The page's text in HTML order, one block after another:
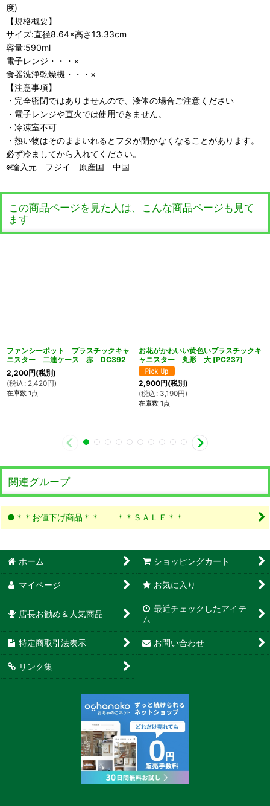
度)
【規格概要】
サイズ:直径8.64×高さ13.33cm
容量:590ml
電子レンジ・・・×
食器洗浄乾燥機・・・×
【注意事項】
・完全密閉ではありませんので、液体の場合ご注意ください
・電子レンジや直火では使用できません。
・冷凍室不可
・熱い物はそのままいれるとフタが開かなくなることがあります。
必ず冷ましてから入れてください。
※輸入元 フジイ 原産国 中国
この商品ページを見た人は、こんな商品ページも見て
ます
ファンシーポット プラスチックキャ
ニスター 二連ケース 赤 DC392
2,200円(税別)
(税込 : 2,420円)
在庫数 1点
お花がかわいい黄色いプラスチックキ
ャニスター 丸形 大 [PC237]
2,900円(税別)
(税込 : 3,190円)
在庫数 1点
関連グループ
●＊＊お値下げ商品＊＊ ＊＊ＳＡＬＥ＊＊
ホーム ショッピングカート
マイページ お気に入り
店長お勧め＆人気商品
最近チェックしたアイテ
ム
特定商取引法表示 お問い合わせ
リンク集